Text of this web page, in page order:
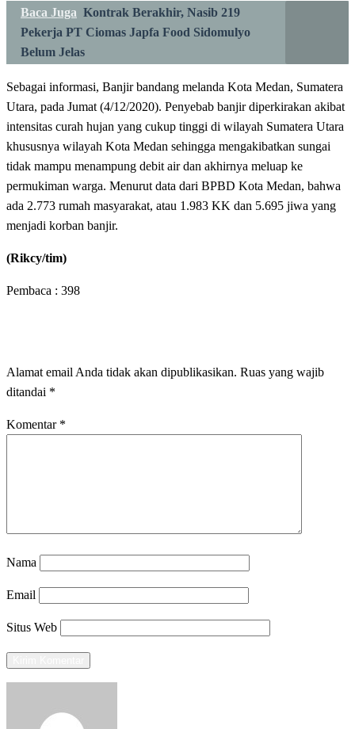
Baca Juga Kontrak Berakhir, Nasib 219
Pekerja PT Ciomas Japfa Food Sidomulyo
Belum Jelas
Sebagai informasi, Banjir bandang melanda Kota Medan, Sumatera
Utara, pada Jumat (4/12/2020). Penyebab banjir diperkirakan akibat
intensitas curah hujan yang cukup tinggi di wilayah Sumatera Utara
khususnya wilayah Kota Medan sehingga mengakibatkan sungai
tidak mampu menampung debit air dan akhirnya meluap ke
permukiman warga. Menurut data dari BPBD Kota Medan, bahwa
ada 2.773 rumah masyarakat, atau 1.983 KK dan 5.695 jiwa yang
menjadi korban banjir.
(Rikcy/tim)
Pembaca : 398
Alamat email Anda tidak akan dipublikasikan. Ruas yang wajib
ditandai *
Komentar *
Nama
Email
Situs Web